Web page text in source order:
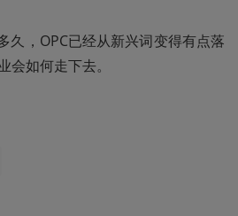
久，OPC已经从新兴词变得有点落
会如何走下去。